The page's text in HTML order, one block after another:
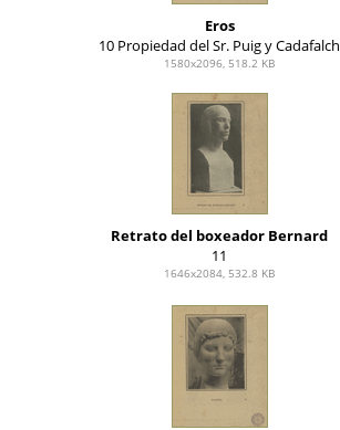
Eros
10 Propiedad del Sr. Puig y Cadafalch
1580x2096, 518.2 KB
Retrato del boxeador Bernard
11
1646x2084, 532.8 KB